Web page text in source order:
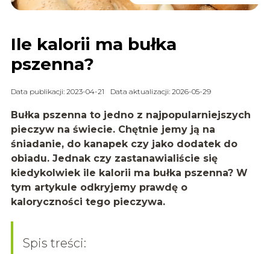
Ile kalorii ma bułka
pszenna?
Data publikacji: 2023-04-21 Data aktualizacji: 2026-05-29
Bułka pszenna to jedno z najpopularniejszych
pieczyw na świecie. Chętnie jemy ją na
śniadanie, do kanapek czy jako dodatek do
obiadu. Jednak czy zastanawialiście się
kiedykolwiek ile kalorii ma bułka pszenna? W
tym artykule odkryjemy prawdę o
kaloryczności tego pieczywa.
Spis treści: